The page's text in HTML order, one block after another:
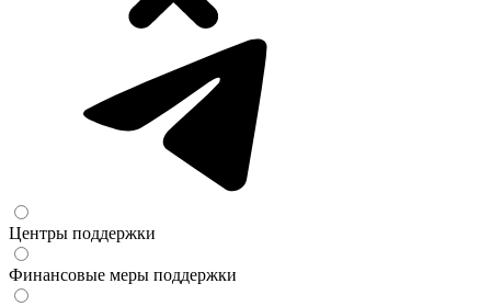
Центры поддержки
Финансовые меры поддержки